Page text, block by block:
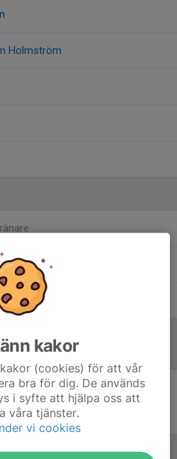
Holmström
skrivet
kakor
(cookies) för att vår
bra för dig. De används
i syfte att hjälpa oss att
våra tjänster.
vi cookies